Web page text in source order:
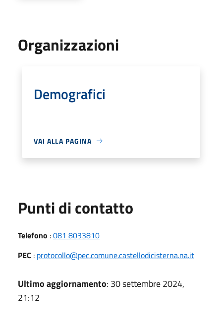
Organizzazioni
Demografici
VAI ALLA PAGINA
Punti di contatto
Telefono :081 8033810
PEC : protocollo@pec.comune.castellodicisterna.na.it
Ultimo aggiornamento: 30 settembre 2024,
21:12